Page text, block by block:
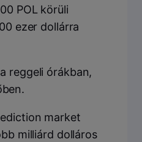
POL körüli
ezer dollárra
reggeli órákban,
market
milliárd dolláros